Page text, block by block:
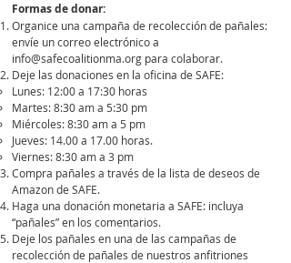
Formas de donar:
Organice una campaña de recolección de pañales:
envíe un correo electrónico a
info@safecoalitionma.org para colaborar.
Deje las donaciones en la oficina de SAFE:
Lunes: 12:00 a 17:30 horas
Martes: 8:30 am a 5:30 pm
Miércoles: 8:30 am a 5 pm
Jueves: 14.00 a 17.00 horas.
Viernes: 8:30 am a 3 pm
Compra pañales a través de la lista de deseos de
Amazon de SAFE.
Haga una donación monetaria a SAFE: incluya
“pañales” en los comentarios.
Deje los pañales en una de las campañas de
recolección de pañales de nuestros anfitriones